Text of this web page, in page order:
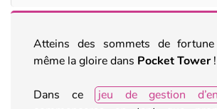
Atteins des sommets de
même la gloire dans Pocket Tower!
Dans ce jeu de gestion